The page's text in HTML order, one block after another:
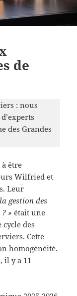
de
: nous
des Grandes
être
Wilfried et
Leur
gestion des
» était une
des
Cette
homogénéité.
il y a 11